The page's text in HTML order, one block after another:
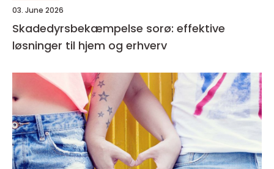
03. June 2026
Skadedyrsbekæmpelse sorø: effektive
løsninger til hjem og erhverv